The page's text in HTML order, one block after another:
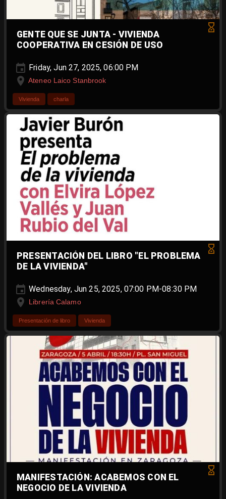
GENTE QUE SE JUNTA - VIVIENDA
COOPERATIVA EN CESIÓN DE USO
Friday, Jun 27, 2025, 06:00 PM
Ateneo Laico Stanbrook
Vivienda charla
PRESENTACIÓN DEL LIBRO "EL PROBLEMA
DE LA VIVIENDA"
Wednesday, Jun 25, 2025, 07:00 PM-08:30 PM
Librería Calamo
Presentación de libro Vivienda
MANIFESTACIÓN: ACABEMOS CON EL
NEGOCIO DE LA VIVIENDA